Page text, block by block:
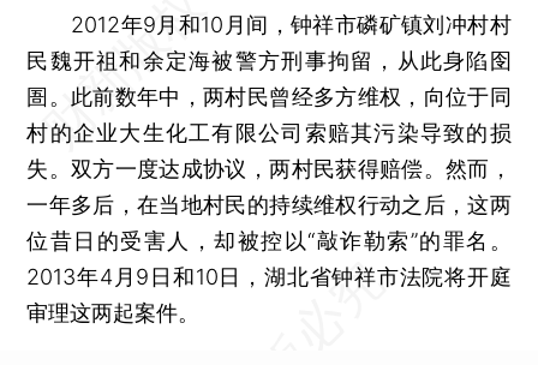
2012年9月和10月间，钟祥市磷矿镇刘冲村村
民魏开祖和余定海被警方刑事拘留，从此身陷囹
圄。此前数年中，两村民曾经多方维权，向位于同
村的企业大生化工有限公司索赔其污染导致的损
失。双方一度达成协议，两村民获得赔偿。然而，
一年多后，在当地村民的持续维权行动之后，这两
位昔日的受害人，却被控以“敲诈勒索”的罪名。
2013年4月9日和10日，湖北省钟祥市法院将开庭
审理这两起案件。